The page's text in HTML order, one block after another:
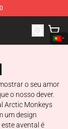
o seu amor
o nosso dever.
Arctic Monkeys
um design
avental é